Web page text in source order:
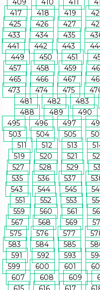
409 410 411
417
418 419
425
426 427
433
434 435
441
442 443
449
450 451
457
458 459
465
466 467
473
474 475
481
482 483
488
489 490
495
496 497
503
504 505
511
512 513
519
520 521
527
528 529
535
536 537
543
544 545
551
552 553
559
560 561
567
568 569
575
576 577
583
584 585
591
592 593
599
600 601
607
608 609